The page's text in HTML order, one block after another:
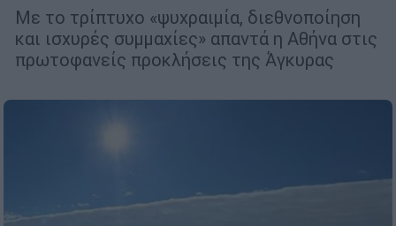
Με το τρίπτυχο «ψυχραιμία, διεθνοποίηση
και ισχυρές συμμαχίες» απαντά η Αθήνα στις
πρωτοφανείς προκλήσεις της Άγκυρας